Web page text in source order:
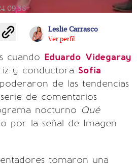
09:38
Leslie Carrasco
Ver perfil
cuando Eduardo Videgaray
y conductora Sofía
de las tendencias
de comentarios
nocturno Qué
por la señal de Imagen
tomaron una